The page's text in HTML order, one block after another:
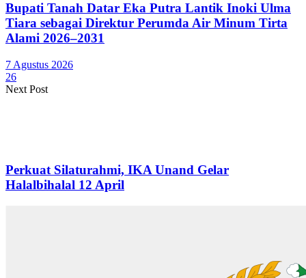
Bupati Tanah Datar Eka Putra Lantik Inoki Ulma
Tiara sebagai Direktur Perumda Air Minum Tirta
Alami 2026–2031
7 Agustus 2026
26
Next Post
Perkuat Silaturahmi, IKA Unand Gelar
Halalbihalal 12 April